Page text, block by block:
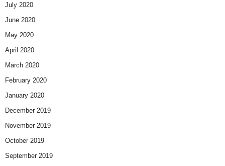
July 2020
June 2020
May 2020
April 2020
March 2020
February 2020
January 2020
December 2019
November 2019
October 2019
September 2019